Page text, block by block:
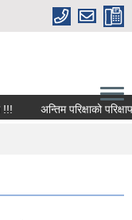
अन्तिम परिक्षाको